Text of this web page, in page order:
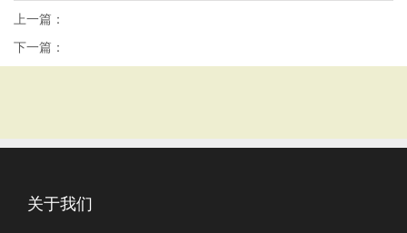
上一篇：
下一篇：
关于我们